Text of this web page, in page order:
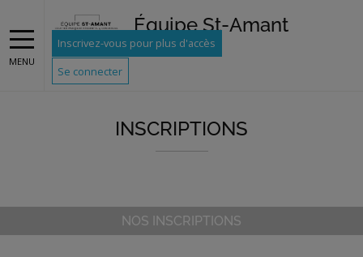
MENU
Équipe St-Amant
Inscrivez-vous pour plus d'accès
Se connecter
INSCRIPTIONS
NOS INSCRIPTIONS